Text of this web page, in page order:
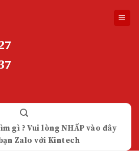
gì ? Vui lòng NHẤP vào đây
Zalo với Kintech